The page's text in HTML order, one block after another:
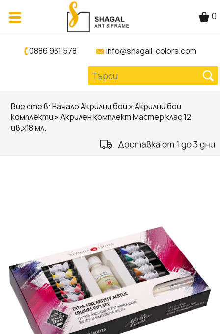
0
0886 931 578 info@shagall-colors.com
Вие сте в: НачалоАкрилни бои » Акрилни бои
комплекти » Акрилен комплект Мастер клас 12
цв.х18 мл.